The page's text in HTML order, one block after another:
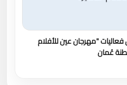
"مهرجان عين للأفلام
عُمان